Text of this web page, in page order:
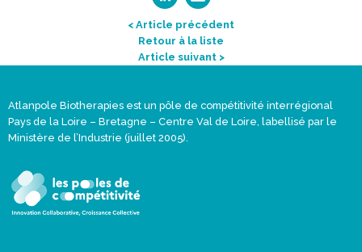
< Article précédent
Retour à la liste
Article suivant >
Atlanpole Biotherapies est un pôle de compétitivité interrégional
Pays de la Loire – Bretagne – Centre Val de Loire, labellisé par le
Ministère de l’Industrie (juillet 2005).